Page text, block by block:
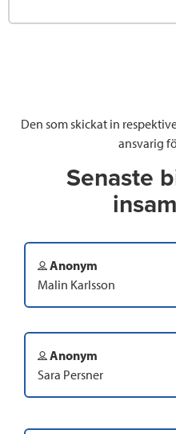
Den som skickat in
ansvarig
Senaste
Anonym
Malin Karlsson
Anonym
Sara Persner